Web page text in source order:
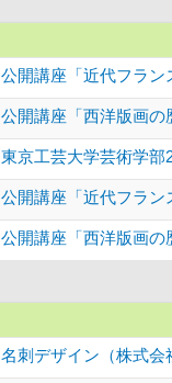
公開講座「近代フラン
公開講座「西洋版画の
東京工芸大学芸術学部
公開講座「近代フラン
公開講座「西洋版画の
名刺デザイン（株式会